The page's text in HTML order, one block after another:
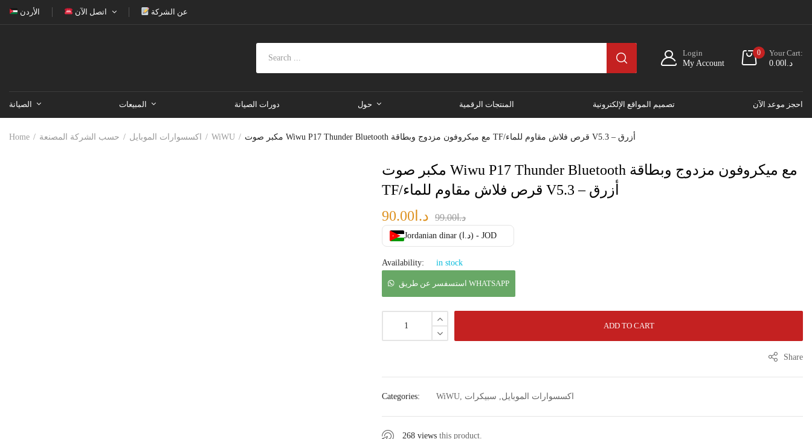
الأردن اتصل الآن عن الشركة
Login
My Account
0
Your Cart:
د.ا 0.00
الصيانة المبيعات دورات الصيانة حول المنتجات الرقمية تصميم المواقع الإلكترونية احجز موعد الآن
Home اكسسوارات الموبايل حسب الشركة المصنعة WiWU مكبر صوت Wiwu P17 Thunder Bluetooth مع ميكروفون مزدوج وبطاقة TF/قرص فلاش مقاوم للماء V5.3 – أزرق
مكبر صوت Wiwu P17 Thunder Bluetooth مع ميكروفون مزدوج وبطاقة
TF/قرص فلاش مقاوم للماء V5.3 – أزرق
د.ا99.00 د.ا 90.00
Jordanian dinar (د.ا) - JOD
Availability: in stock
استسفسر عن طريق WHATSAPP
ADD TO CART
Share
Categories: WiWU, اكسسوارات الموبايل, سبيكرات
268 viewsthis product.